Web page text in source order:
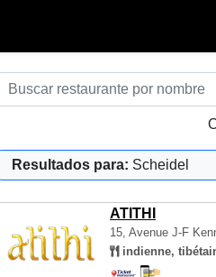
Resultados para: Scheidel
ATITHI
15, Avenue J-F
indienne,